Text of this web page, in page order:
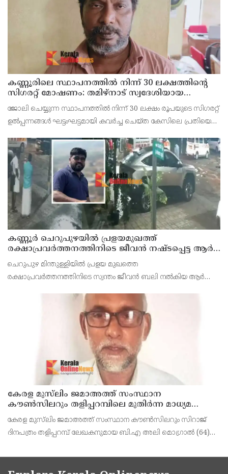
കണ്ണൂരിലെ സ്ഥാപനത്തിൽ നിന്ന് 30 ലക്ഷത്തിന്റെ
സിഗരറ്റ് മോഷണം: തമിഴ്‌നാട് സ്വദേശിയായ
സെയിൽസ്മാൻ തെങ്കാശിയിൽ പിടിയിൽ
ജോലി ചെയ്യുന്ന സ്ഥാപനത്തിൽ നിന്ന് 30 ലക്ഷം രൂപയുടെ സിഗരറ്റ്
ഉൽപ്പന്നങ്ങൾ ഘട്ടംഘട്ടമായി കവർച്ച ചെയ്ത കേസിലെ പ്രതിയെ
സ്വദേശിയായ വേൽമുരുകൻ (40) ആണ
കണ്ണൂർ ചെറുപുഴയിൽ പ്രളയമുഖത്ത്
രക്ഷാപ്രവർത്തനത്തിനിടെ ജീവൻ നഷ്ടപ്പെട്ട ആർ.
രാജേഷിൻ്റെ ഭൗതിക ശരീരത്തോട് അനാദരവ്
കാണിച്ചതായി ആരോപണം
ചെറുപുഴ മിന്തുള്ളിയിൽ പ്രളയ മുഖത്തെ
രക്ഷാപ്രവർത്തനത്തിനിടെ സ്വന്തം ജീവൻ ബലി നൽകിയ ആർ
മൃതദേഹം തിരുവനന്തപുരത്തെ
കേരള മുസ്‌ലിം ജമാഅത്ത് സംസ്ഥാന
കൗൺസിലറും തളിപ്പറമ്പിലെ മുതിർന്ന മാധ്യമ
പ്രവർത്തകനുമായ ബി എ അലി മൊഗ്രാൽ
നിര്യാതനായി
കേരള മുസ്‌ലിം ജമാഅത്ത് സംസ്ഥാന കൗൺസിലറും സിറാജ്
ദിനപത്രം തളിപ്പറമ്പ് ലേഖകനുമായ ബി.എ അലി മൊഗ്രാൽ (64)
ജമാഅത്ത് ജില്ലാ സെക്രട്ടറി, എസ്.വൈ.എ